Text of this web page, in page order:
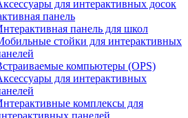
для интерактивных досок
панель
панель для школ
стойки для интерактивных
компьютеры (OPS)
для интерактивных
комплексы для